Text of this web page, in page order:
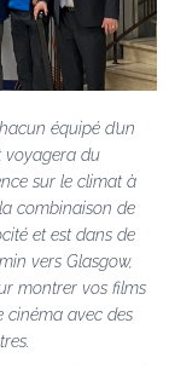
équipé d’un
voyagera du
sur le climat à
la combinaison de
et est dans de
vers Glasgow,
montrer vos films
cinéma avec des